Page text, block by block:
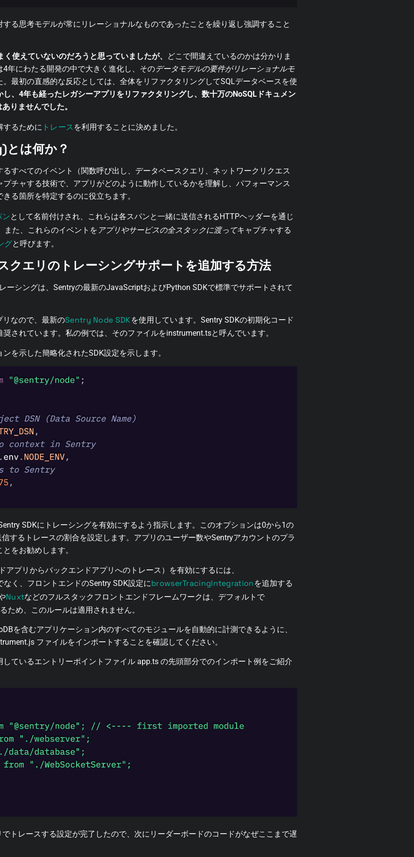
る思考モデルが常にリレーショナルなものであったことを繰り返し強調すること
使えていないのだろうと思っていましたが、
どこで間違えているのかは分かりま
年にわたる開発の中で大きく進化し、そのデータモデルの要件がリレーショナルモ
最初の直感的な反応としては、全体をリファクタリングしてSQLデータベースを使
し、4年も経ったレガシーアプリをリファクタリングし、数十万のNoSQLドキュメン
りませんでした。
するために トレース を利用することに決めました。
とは何か？
るすべてのイベント（関数呼び出し、データベースクエリ、ネットワークリクエス
プチャする技術で、アプリがどのように動作しているかを理解し、パフォーマンス
る箇所を特定するのに役立ちます。
ンとして名前付けされ、これらは各スパンと一緒に送信されるHTTPヘッダーを通じ
また、これらのイベントを アプリやサービスの全スタックに渡ってキャプチャする
グと呼びます。
クエリのトレーシングサポートを追加する方法
ーシングは、Sentryの最新のJavaScriptおよびPython SDKで標準でサポートされて
リなので、最新のSentry Node SDKを使用しています。Sentry SDKの初期化コード
されています。私の例では、そのファイルをinstrument.tsと呼んでいます。
を示した簡略化されたSDK設定を示します。
SDKにトレーシングを有効にするよう指示します。このオプションは0から1の
するトレースの割合を設定します。アプリのユーザー数やSentryアカウントのプラ
をお勧めします。
アプリからバックエンドアプリへのトレース）を有効にするには、
なく、フロントエンドのSentry SDK設定にbrowserTracingIntegration を追加する
Nuxtなどのフルスタックフロントエンドフレームワークは、デフォルトで
ため、このルールは適用されません。
を含むアプリケーション内のすべてのモジュールを自動的に計測できるように、
ファイルをインポートすることを確認してください。
ているエントリーポイントファイル app.ts の先頭部分でのインポート例をご紹介
トレースする設定が完了したので、次にリーダーボードのコードがなぜここまで遅